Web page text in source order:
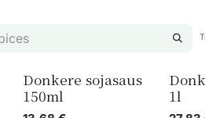
Donkere sojasaus
150ml
1l